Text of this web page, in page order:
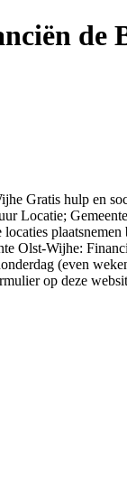
de
Gratis hulp en
Locatie;
Olst-Wijhe:
(even
op deze